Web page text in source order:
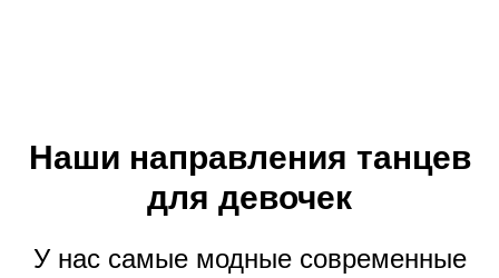
Наши направления танцев
для девочек
У нас самые модные современные